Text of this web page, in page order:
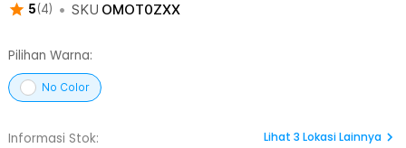
5(4) • SKU OMOT0ZXX
Pilihan Warna:
No Color
Informasi Stok:
Lihat 3 Lokasi Lainnya